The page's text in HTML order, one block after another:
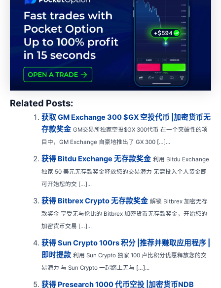
Related Posts:
获取 GM Exchange 300 $GX 空投代币 |加密货币无
存款奖金 GM交易所独家空投$GX 300代币 在一个突破性的项
目中，GM Exchange 自豪地推出了 GX 300 […]...
获得 Bitdu Exchange 无存款奖金 利用 Bitdu Exchange
独家 50 美元无存款奖金释放您的交易潜力 无需投入个人资金即
可开始您的交 […]...
获得 Bitbrex Crypto 无存款奖金 解锁 Bitbrex 加密无存
款奖金 享受无与伦比的 Bitbrex 加密货币无存款奖金，开始您的
加密货币交易 […]...
获得 Sun Crypto 100rs 积分 |推荐并赚取应用程序 |
即时提款 利用 Sun Crypto 独家 100 卢比积分优惠释放您的交
易潜力 与 Sun Crypto 一起踏上无与 […]...
获得 Presearch 1000 代币空投 |加密货币NDB